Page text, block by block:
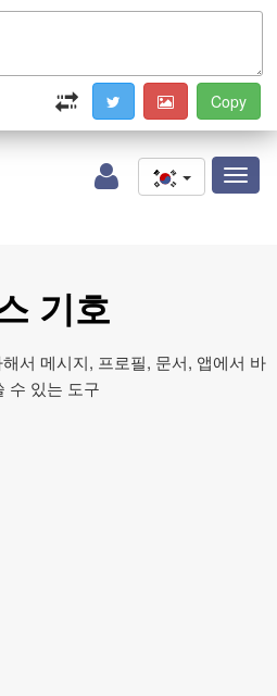
기호
서 메시지, 프로필, 문서, 앱에서 바
수 있는 도구